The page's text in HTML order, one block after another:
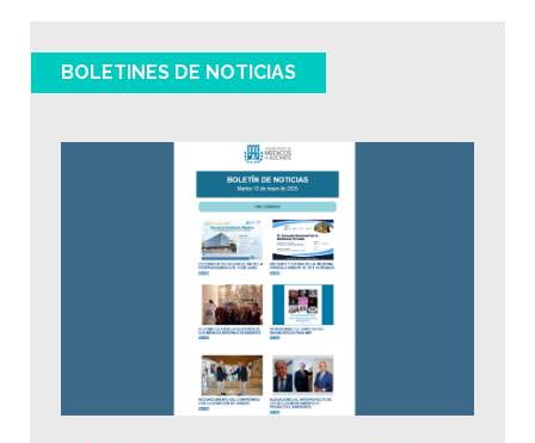
BOLETINES DE NOTICIAS